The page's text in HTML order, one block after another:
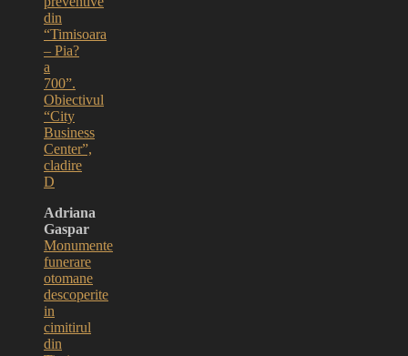
din
“Timisoara
– Pia?
a
700”.
Obiectivul
“City
Business
Center”,
cladire
D
Adriana
Gaspar
Monumente
funerare
otomane
descoperite
in
cimitirul
din